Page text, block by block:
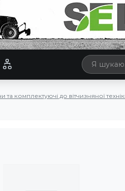
та комплектуючі до вітчизняної